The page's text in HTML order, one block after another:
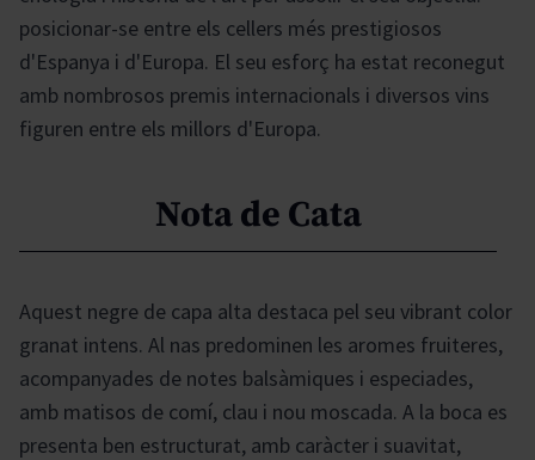
posicionar-se entre els cellers més prestigiosos
d'Espanya i d'Europa. El seu esforç ha estat reconegut
amb nombrosos premis internacionals i diversos vins
figuren entre els millors d'Europa.
Nota de Cata
Aquest negre de capa alta destaca pel seu vibrant color
granat intens. Al nas predominen les aromes fruiteres,
acompanyades de notes balsàmiques i especiades,
amb matisos de comí, clau i nou moscada. A la boca es
presenta ben estructurat, amb caràcter i suavitat,